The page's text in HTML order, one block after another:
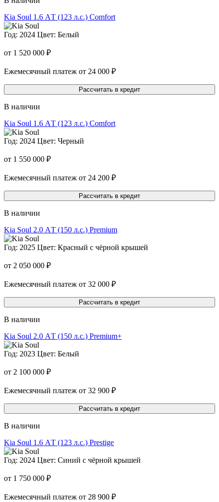
Kia Soul 1.6 АT (123 л.с.) Comfort
Год: 2024 Цвет: Белый
от 1 520 000 ₽
Ежемесячный платеж от 24 000 ₽
Рассчитать в кредит
В наличии
Kia Soul 1.6 АT (123 л.с.) Comfort
Год: 2024 Цвет: Черный
от 1 550 000 ₽
Ежемесячный платеж от 24 200 ₽
Рассчитать в кредит
В наличии
Kia Soul 2.0 АT (150 л.с.) Premium
Год: 2025 Цвет: Красный с чёрной крышей
от 2 050 000 ₽
Ежемесячный платеж от 32 000 ₽
Рассчитать в кредит
В наличии
Kia Soul 2.0 АT (150 л.с.) Premium+
Год: 2023 Цвет: Белый
от 2 100 000 ₽
Ежемесячный платеж от 32 900 ₽
Рассчитать в кредит
В наличии
Kia Soul 1.6 АT (123 л.с.) Prestige
Год: 2024 Цвет: Синий с чёрной крышей
от 1 750 000 ₽
Ежемесячный платеж от 28 900 ₽